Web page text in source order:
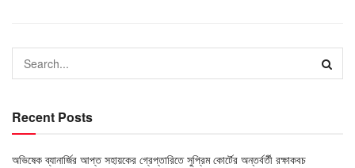
Recent Posts
অভিষেক ব্যানার্জির আপ্ত সহায়কের গ্রেপ্তারিতে সুপ্রিম কোর্টের অন্তর্বর্তী রক্ষাকবচ